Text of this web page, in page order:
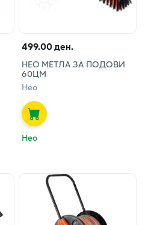
499.00 ден.
НЕО МЕТЛА ЗА ПОДОВИ
60ЦМ
Нео
Нео